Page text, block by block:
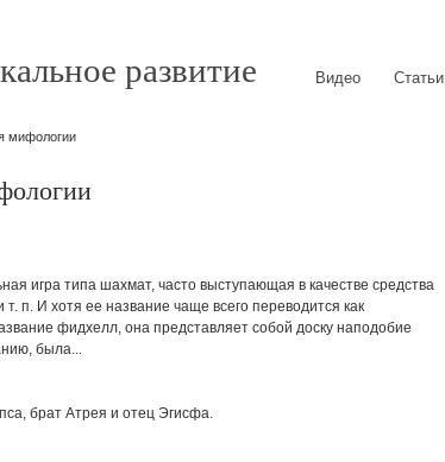
развитие Видео Статьи
мифологии
игра типа шахмат, часто выступающая в качестве средства
п. И хотя ее название чаще всего переводится как
фидхелл, она представляет собой доску наподобие
была...
брат Атрея и отец Эгисфа.